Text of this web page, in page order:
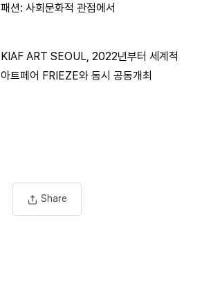
패션: 사회문화적 관점에서
KIAF ART SEOUL, 2022년부터 세계적
아트페어 FRIEZE와 동시 공동개최
Share